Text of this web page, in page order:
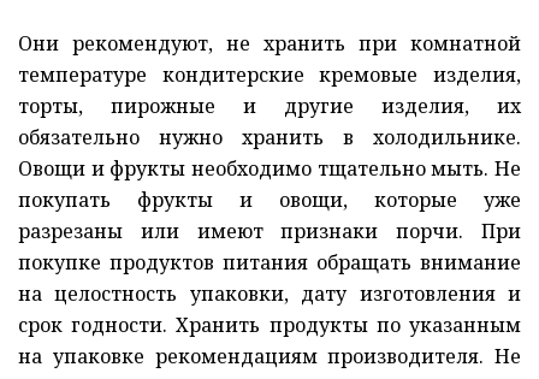
Они рекомендуют, не хранить при комнатной
температуре кондитерские кремовые изделия,
торты, пирожные и другие изделия, их
обязательно нужно хранить в холодильнике.
Овощи и фрукты необходимо тщательно мыть. Не
покупать фрукты и овощи, которые уже
разрезаны или имеют признаки порчи. При
покупке продуктов питания обращать внимание
на целостность упаковки, дату изготовления и
срок годности. Хранить продукты по указанным
на упаковке рекомендациям производителя. Не